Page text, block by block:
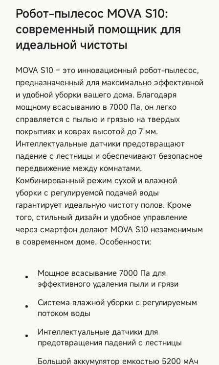
Робот-пылесос MOVA S10:
современный помощник для
идеальной чистоты
MOVA S10 – это инновационный робот-пылесос,
предназначенный для максимально эффективной
и удобной уборки вашего дома. Благодаря
мощному всасыванию в 7000 Па, он легко
справляется с пылью и грязью на твердых
покрытиях и коврах высотой до 7 мм.
Интеллектуальные датчики предотвращают
падение с лестницы и обеспечивают безопасное
передвижение между комнатами.
Комбинированный режим сухой и влажной
уборки с регулируемой подачей воды
гарантирует идеальную чистоту полов. Кроме
того, стильный дизайн и удобное управление
через смартфон делают MOVA S10 незаменимым
в современном доме. Особенности:
Мощное всасывание 7000 Па для
эффективного удаления пыли и грязи
Система влажной уборки с регулируемым
потоком воды
Интеллектуальные датчики для
предотвращения падений с лестницы
Большой аккумулятор емкостью 5200 мАч